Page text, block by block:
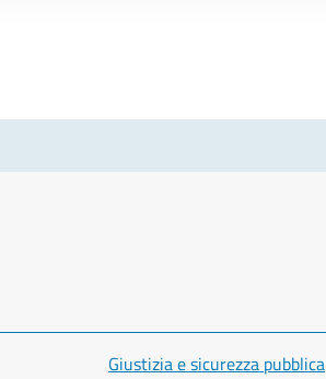
Giustizia e sicurezza pubblica